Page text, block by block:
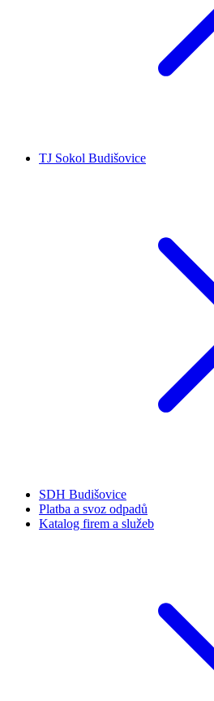
TJ Sokol Budišovice
SDH Budišovice
Platba a svoz odpadů
Katalog firem a služeb